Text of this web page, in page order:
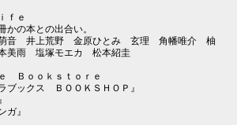
ｆｅ
かの本との出合い。
萌音 井上荒野 金原ひとみ 玄理 角幡唯介 柚
美雨 塩塚モエカ 松本紹圭
Ｂｏｏｋｓｔｏｒｅ
ブックス ＢＯＯＫＳＨＯＰ』
ガ』